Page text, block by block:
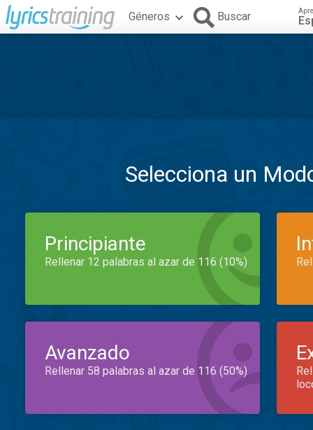
Géneros Buscar
Selecciona un
Principiante
Rellenar 12 palabras al azar de 116 (10%)
Avanzado
Rellenar 58 palabras al azar de 116 (50%)